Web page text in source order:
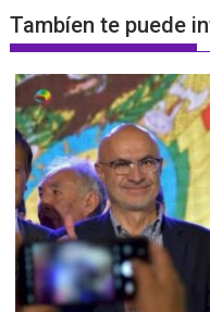
Tambíen te puede